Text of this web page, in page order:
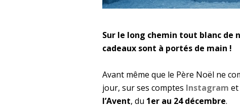
Sur le long chemin tout blanc de
cadeaux sont à portés de main !
Avant même que le Père Noël ne
jour, sur ses comptes Instagram et
l’Avent, du 1er au 24 décembre.